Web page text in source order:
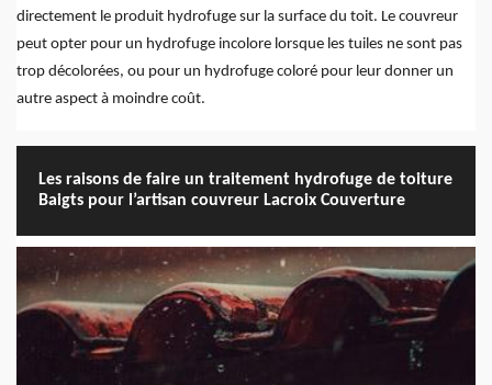
directement le produit hydrofuge sur la surface du toit. Le couvreur
peut opter pour un hydrofuge incolore lorsque les tuiles ne sont pas
trop décolorées, ou pour un hydrofuge coloré pour leur donner un
autre aspect à moindre coût.
Les raisons de faire un traitement hydrofuge de toiture
Baigts pour l’artisan couvreur Lacroix Couverture